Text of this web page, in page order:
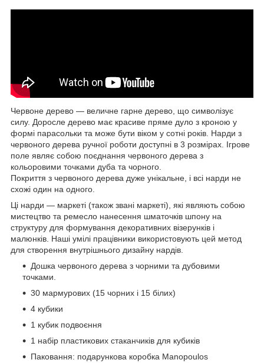
Червоне дерево — величне гарне дерево, що символізує
силу. Доросле дерево має красиве пряме дуло з кроною у
формі парасольки та може бути віком у сотні років. Нарди з
червоного дерева ручної роботи доступні в 3 розмірах. Ігрове
поле являє собою поєднання червоного дерева з
кольоровими точками дуба та чорного.
Покриття з червоного дерева дуже унікальне, і всі нарди не
схожі один на одного.
Ці нарди — маркеті (також звані маркеті), які являють собою
мистецтво та ремесло нанесення шматочків шпону на
структуру для формування декоративних візерунків і
малюнків. Наші умілі працівники використовують цей метод
для створення внутрішнього дизайну нардів.
Дошка червоного дерева з чорними та дубовими
точками.
30 мармурових (15 чорних і 15 білих)
4 кубики
1 кубик подвоєння
1 набір пластикових стаканчиків для кубиків
Паковання: подарункова коробка Manopoulos